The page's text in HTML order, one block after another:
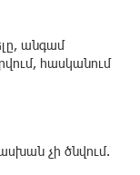
անգամ
հասկանում
չի ծնվում.